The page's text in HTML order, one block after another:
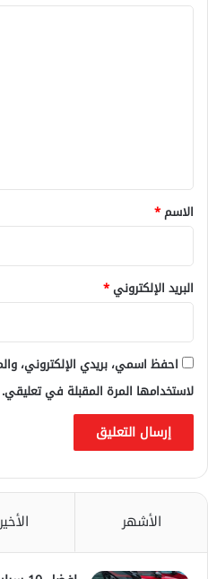
*
الاسم*
البريد الإلكتروني*
احفظ اسمي، بريدي الإلكتروني،
لاستخدامها المرة المقبلة في تعليقي.
الأشهر